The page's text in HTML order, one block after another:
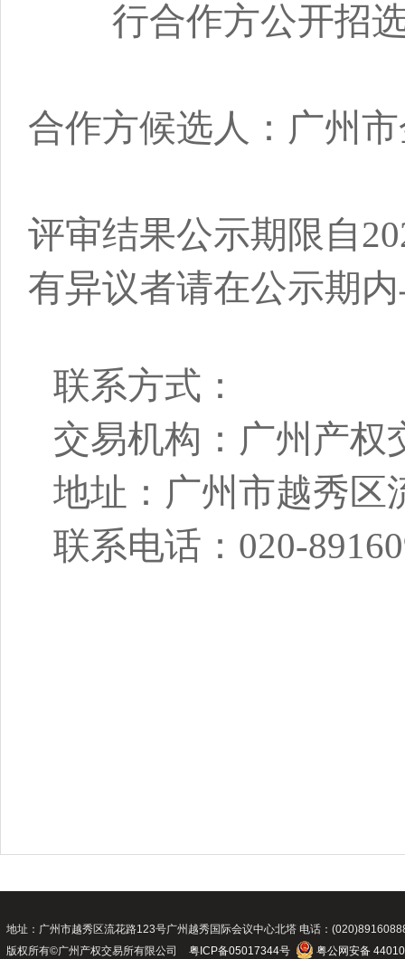
行合作方公开招
合作方候选人：广州
评审结果公示期限自
有异议者请在公示期
联系方式：
交易机构：广州产权
地址：广州市越秀区
联系电话：020-
地址：广州市越秀区流花路123号广州越秀国际会议中心北塔 电话：
版权所有©广州产权交易所有限公司
粤ICP备05017344号 粤公网安备